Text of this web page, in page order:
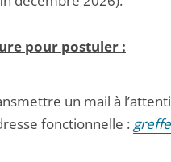
pour postuler :
un mail à
fonctionnelle :